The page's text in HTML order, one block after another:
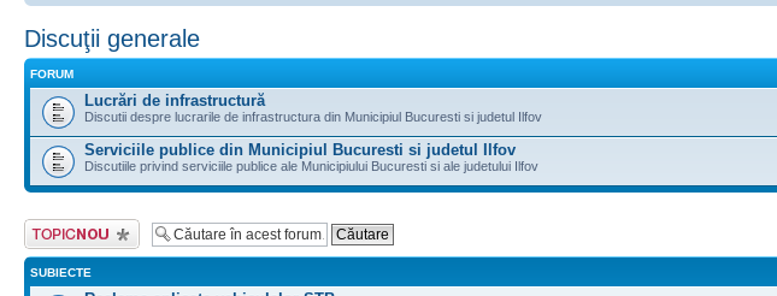
Discuţii generale
FORUM
Lucrări de infrastructură
Discutii despre lucrarile de infrastructura din Municipiul Bucuresti si judetul Ilfov
Serviciile publice din Municipiul Bucuresti si judetul Ilfov
Discutiile privind serviciile publice ale Municipiului Bucuresti si ale judetului Ilfov
Scrie un subiect
nou
SUBIECTE